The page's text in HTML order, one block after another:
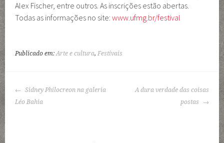
Alex Fischer, entre outros. As inscrições estão abertas.
Todas as informações no site:www.ufmg.br/festival
Publicado em:Arte e cultura,Festivais
NAVEGAÇÃO
DE
Sidney Philocreon na galeria
Léo Bahia
A dura verdade das coisas
postas